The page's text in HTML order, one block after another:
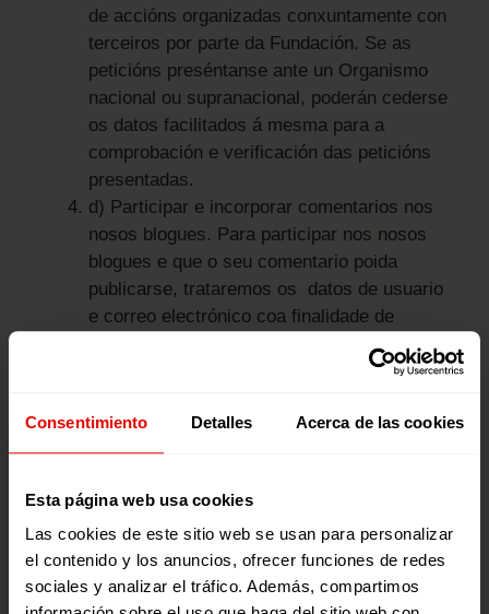
Consentimiento Detalles Acerca de las cookies
Esta página web usa cookies
Las cookies de este sitio web se usan para personalizar
el contenido y los anuncios, ofrecer funciones de redes
sociales y analizar el tráfico. Además, compartimos
de accións organizadas conxuntamente con
terceiros por parte da Fundación. Se as
peticións preséntanse ante un Organismo
nacional ou supranacional, poderán cederse
os datos facilitados á mesma para a
comprobación e verificación das peticións
presentadas.
d) Participar e incorporar comentarios nos
nosos blogues. Para participar nos nosos
blogues e que o seu comentario poida
publicarse, trataremos os datos de usuario
e correo electrónico coa finalidade de
identificar e xestionar a publicación do
doazón ou facerse socio da Fundación
Entreculturas Fe y Alegría ou Fundación
formulario na sección “colabora” e
cumprimente os seus datos. A información
facilitada tratarase coa finalidade da xestión
económica, contable, fiscal, administrativa